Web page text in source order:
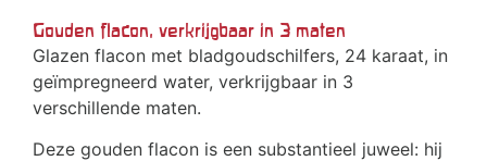
Gouden flacon, verkrijgbaar in 3 maten
Glazen flacon met bladgoudschilfers, 24 karaat, in
geïmpregneerd water, verkrijgbaar in 3
verschillende maten.
Deze gouden flacon is een substantieel juweel: hij